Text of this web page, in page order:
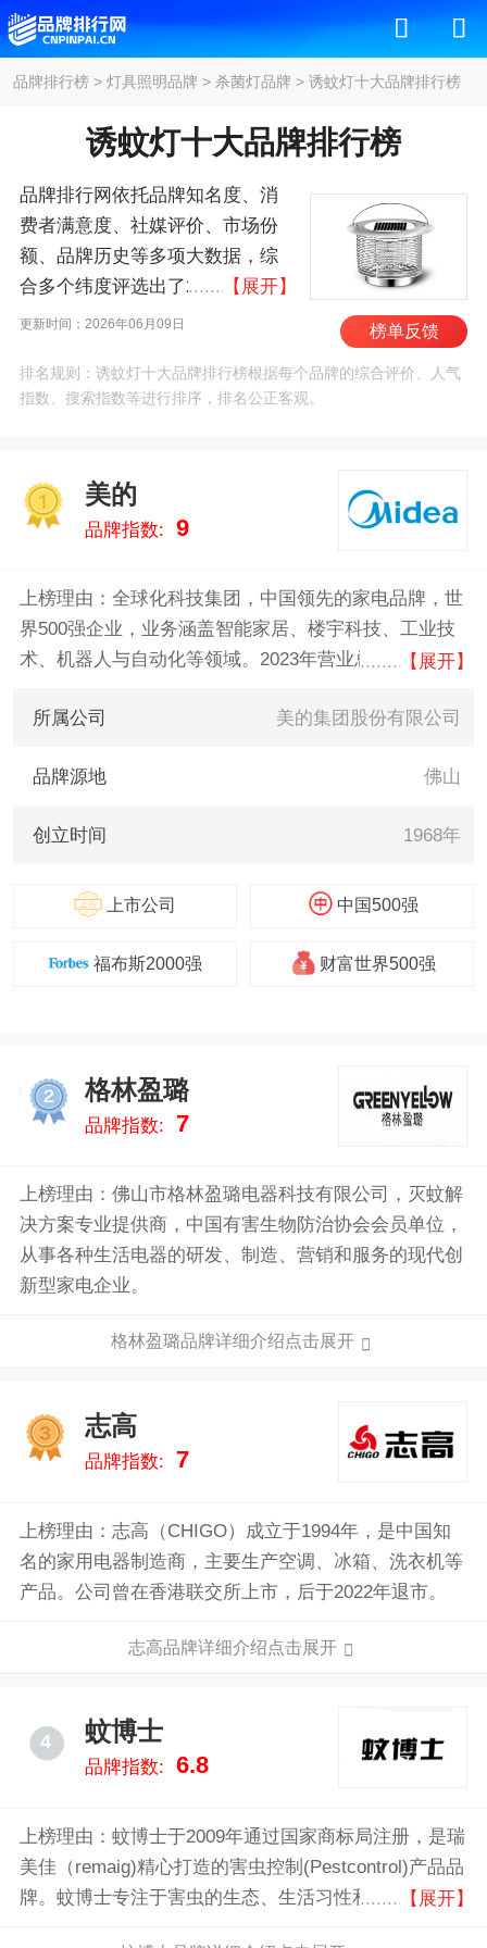
品牌排行榜> 灯具照明品牌 > 杀菌灯品牌 > 诱蚊灯十大品牌排行榜
诱蚊灯十大品牌排行榜
品牌排行网依托品牌知名度、消
费者满意度、社媒评价、市场份
额、品牌历史等多项大数据，综
合多个纬度评选出了2026年诱蚊
灯十大品牌排行榜，其中前十名
高/CHIGO、蚊博士、户清、雅
格/YAGE、迪门子/Dmg、榄菊、
诱蚊灯什么牌子好，供您参考。
【展开】
更新时间：2026年06月09日 榜单反馈
排名规则：诱蚊灯十大品牌排行榜根据每个品牌的综合评价、人气
指数、搜索指数等进行排序，排名公正客观。
1
美的
品牌指数: 9
上榜理由：全球化科技集团，中国领先的家电品牌，世
界500强企业，业务涵盖智能家居、楼宇科技、工业技
术、机器人与自动化等领域。2023年营业总收入达到
于通过科技创新提升全球用户的生活品质。
【展开】
所属公司 美的集团股份有限公司
品牌源地 佛山
创立时间 1968年
上市公司 中国500强
福布斯2000强 财富世界500强
2
格林盈璐
品牌指数: 7
上榜理由：佛山市格林盈璐电器科技有限公司，灭蚊解
决方案专业提供商，中国有害生物防治协会会员单位，
从事各种生活电器的研发、制造、营销和服务的现代创
新型家电企业。
格林盈璐品牌详细介绍点击展开
3
志高
品牌指数: 7
上榜理由：志高（CHIGO）成立于1994年，是中国知
名的家用电器制造商，主要生产空调、冰箱、洗衣机等
产品。公司曾在香港联交所上市，后于2022年退市。
志高品牌详细介绍点击展开
4 蚊博士
品牌指数: 6.8
上榜理由：蚊博士于2009年通过国家商标局注册，是瑞
美佳（remaig)精心打造的害虫控制(Pestcontrol)产品品
牌。蚊博士专注于害虫的生态、生活习性和防制技术研
【展开】